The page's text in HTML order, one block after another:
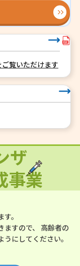
ご覧いただけます
ザ
事業
。
すので、
高齢者の
にしてください。